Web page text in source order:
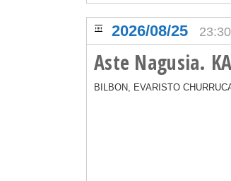
Aste Nagusia.
2026/08/25 23:30
BILBON, EVARISTO